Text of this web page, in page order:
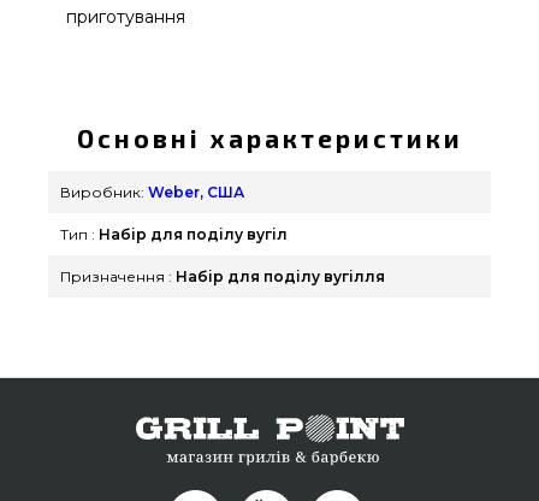
приготування
США за кращою ціною всего 628 грн. в онлайн
магазині грилів та аксесуарів grillpoint.com.ua
Вигідні пропозиції на Вугілля & Розпал для гриля
прямо зараз нашим менеджерам на телефонний
номер (098) 333-26-55 и мы допоможемо
Основні характеристики
Виробник: Weber, США
Тип : Набір для поділу вугіл
Призначення : Набір для поділу вугілля